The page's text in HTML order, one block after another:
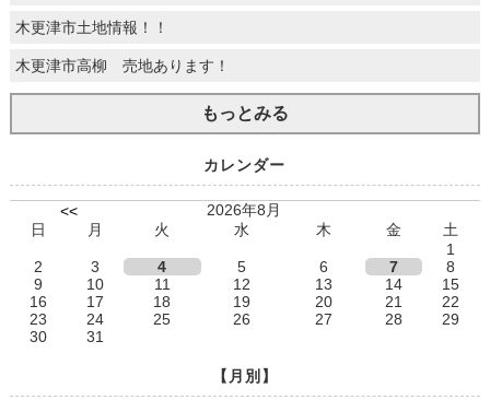
木更津市土地情報！！
木更津市高柳 売地あります！
もっとみる
カレンダー
<<
2026年8月
日
月 火 水 木 金
土
1
2
3 4 5 6 7
8
9
10 11 12 13 14
15
16
17 18 19 20 21
22
23
24 25 26 27 28
29
30
31
【月別】